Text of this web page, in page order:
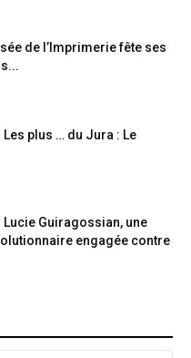
de l’Imprimerie fête ses
Les plus … du Jura : Le
Lucie Guiragossian, une
engagée contre